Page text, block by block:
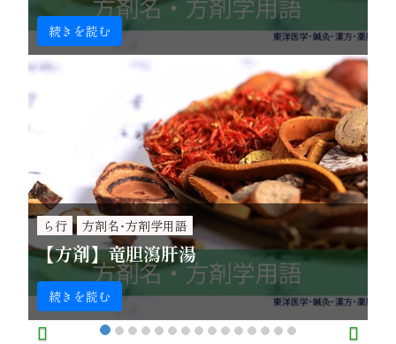
続きを読む
ら行 方剤名･方剤学用語
【方剤】竜胆瀉肝湯
続きを読む